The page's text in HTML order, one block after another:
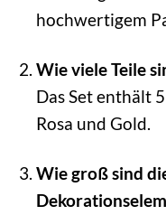
hochwertigem
Wie viele Teile
Das Set enthält
Rosa und Gold.
Wie groß sind